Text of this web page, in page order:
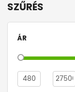
SZŰRÉS
ÁR